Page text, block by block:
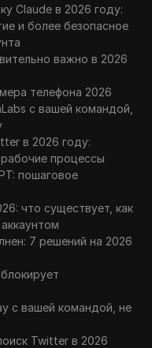
Claude в 2026 году:
и более безопасное
важно в 2026
телефона 2026
с вашей командой,
в 2026 году:
процессы
пошаговое
что существует, как
7 решений на 2026
с вашей командой, не
Twitter в 2026